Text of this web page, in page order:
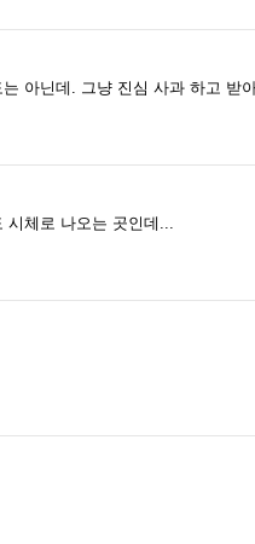
아닌데. 그냥 진심 사과 하고 받
시체로 나오는 곳인데...